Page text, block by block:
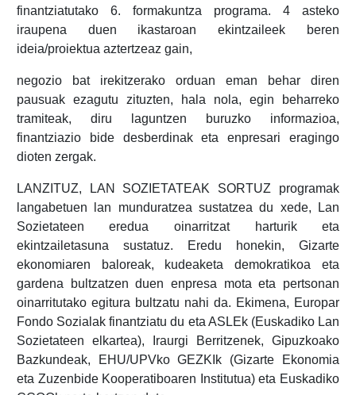
finantziatutako 6. formakuntza programa. 4 asteko
iraupena duen ikastaroan ekintzaileek beren
ideia/proiektua aztertzeaz gain,
negozio bat irekitzerako orduan eman behar diren
pausuak ezagutu zituzten, hala nola, egin beharreko
tramiteak, diru laguntzen buruzko informazioa,
finantziazio bide desberdinak eta enpresari eragingo
dioten zergak.
LANZITUZ, LAN SOZIETATEAK SORTUZ programak
langabetuen lan munduratzea sustatzea du xede, Lan
Sozietateen eredua oinarritzat harturik eta
ekintzailetasuna sustatuz. Eredu honekin, Gizarte
ekonomiaren baloreak, kudeaketa demokratikoa eta
gardena bultzatzen duen enpresa mota eta pertsonan
oinarritutako egitura bultzatu nahi da. Ekimena, Europar
Fondo Sozialak finantziatu du eta ASLEk (Euskadiko Lan
Sozietateen elkartea), Iraurgi Berritzenek, Gipuzkoako
Bazkundeak, EHU/UPVko GEZKIk (Gizarte Ekonomia
eta Zuzenbide Kooperatiboaren Institutua) eta Euskadiko